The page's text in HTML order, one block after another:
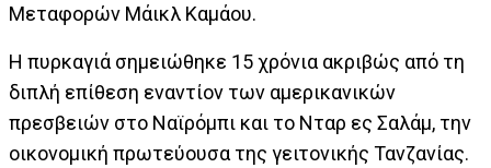
Μεταφορών Μάικλ Καμάου.
Η πυρκαγιά σημειώθηκε 15 χρόνια ακριβώς από τη
διπλή επίθεση εναντίον των αμερικανικών
πρεσβειών στο Ναϊρόμπι και το Νταρ ες Σαλάμ, την
οικονομική πρωτεύουσα της γειτονικής Τανζανίας.